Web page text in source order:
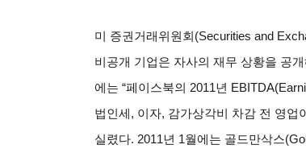
미 증권거래위원회(Securities and
비공개 기업은 자사의 재무 상황을 공
에는 “페이스북의 2011년
법인세, 이자, 감가상각비 차감 전 영업
실렸다. 2011년 1월에는 골드만삭스